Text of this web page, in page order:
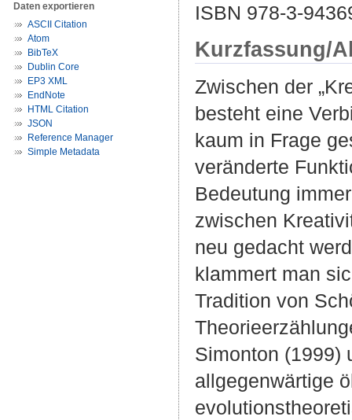
Daten exportieren
ASCII Citation
Atom
BibTeX
Dublin Core
EP3 XML
EndNote
HTML Citation
JSON
Reference Manager
Simple Metadata
ISBN 978-3-
Kurzfassung/
Zwischen der
besteht eine
kaum in Frage
veränderte
Bedeutung
zwischen
neu gedacht
klammert man
Tradition von
Simonton (1999)
allgegenwärtige